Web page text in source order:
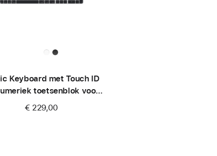
Keyboard met Touch ID
toetsenblok voor
Mac-modellen met
silicon (USB–C) - Frans -
€ 229,00